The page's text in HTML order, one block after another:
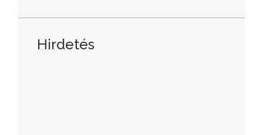
Hirdetés